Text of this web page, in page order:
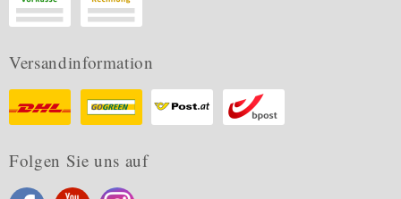
Versandinformation
Folgen Sie uns auf